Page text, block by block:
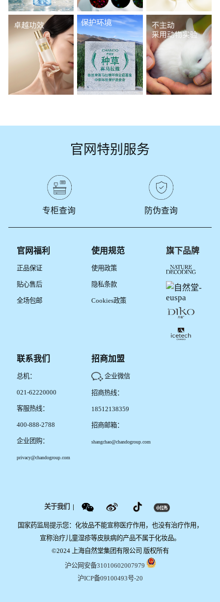
官网特别服务
专柜查询 防伪查询
官网福利
正品保证
贴心售后
全场包邮
使用规范
使用政策
隐私条款
Cookies政策
旗下品牌
联系我们
总机：
021-62220000
客服热线：
400-888-2788
企业团购：
privacy@chandogroup.com
招商加盟
企业微信
招商热线：
18512138359
招商邮箱：
shangchao@chandogroup.com
关于我们 |
国家药监局提示您：化妆品不能宣称医疗作用，也没有治疗作用，
宣称治疗儿童湿疹等皮肤病的产品不属于化妆品。
©2024 上海自然堂集团有限公司 版权所有
沪公网安备31010602007979
沪ICP备09100493号-20